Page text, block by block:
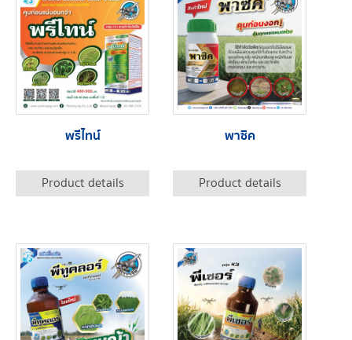
พรีไทน์
Product details
พาซิค
Product details